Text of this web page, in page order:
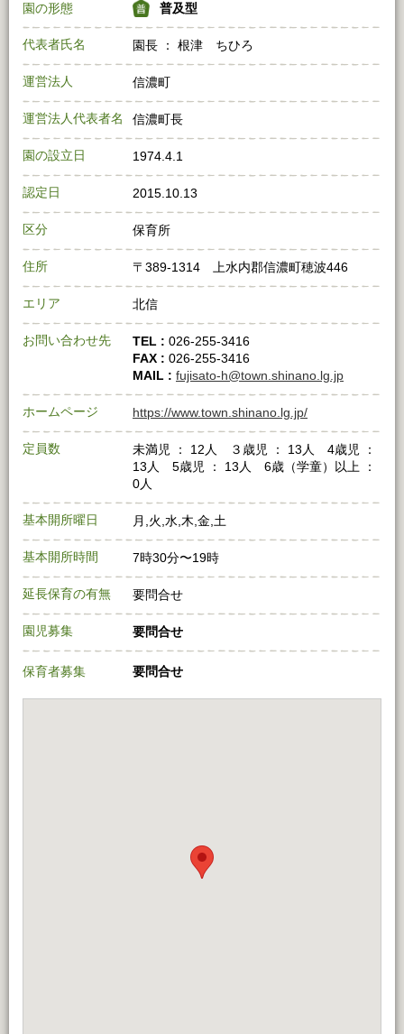
園の形態 普及型
代表者氏名 園長 ： 根津 ちひろ
運営法人 信濃町
運営法人代表者名 信濃町長
園の設立日 1974.4.1
認定日 2015.10.13
区分 保育所
住所 〒389-1314 上水内郡信濃町穂波446
エリア 北信
お問い合わせ先 TEL : 026-255-3416
FAX : 026-255-3416
MAIL : fujisato-h@town.shinano.lg.jp
ホームページ https://www.town.shinano.lg.jp/
定員数
未満児 ： 12人 ３歳児 ： 13人 4歳児 ：
13人 5歳児 ： 13人 6歳（学童）以上 ：
0人
基本開所曜日 月,火,水,木,金,土
基本開所時間 7時30分〜19時
延長保育の有無 要問合せ
園児募集 要問合せ
保育者募集 要問合せ